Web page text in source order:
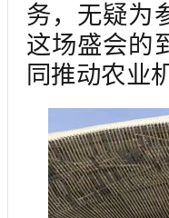
务，无疑为
这场盛会的
同推动农业